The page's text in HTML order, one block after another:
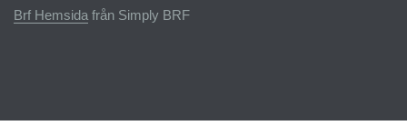
Brf Hemsida från Simply BRF